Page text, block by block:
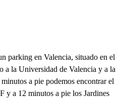
parking en Valencia, situado en el
a la Universidad de Valencia y a la
a pie podemos encontrar el
y a 12 minutos a pie los Jardines